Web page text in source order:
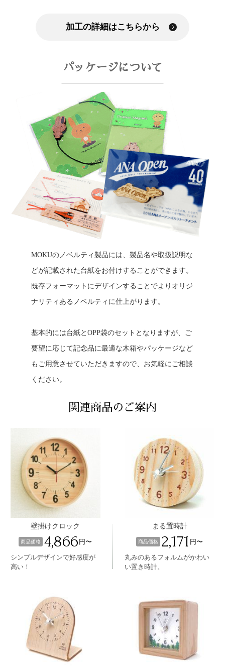
加工の詳細はこちらから
パッケージについて
MOKUのノベルティ製品には、製品名や取扱説明な
どが記載された台紙をお付けすることができます。
既存フォーマットにデザインすることでよりオリジ
ナリティあるノベルティに仕上がります。
基本的には台紙とOPP袋のセットとなりますが、ご
要望に応じて記念品に最適な木箱やパッケージなど
もご用意させていただきますので、お気軽にご相談
ください。
関連商品のご案内
壁掛けクロック
商品価格 4,866 円〜
シンプルデザインで好感度が
高い！
まる置時計
商品価格 2,171 円〜
丸みのあるフォルムがかわい
い置き時計。